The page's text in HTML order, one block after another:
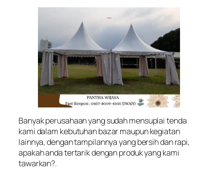
Banyak perusahaan yang sudah mensuplai tenda
kami dalam kebutuhan bazar maupun kegiatan
lainnya, dengan tampilannya yang bersih dan rapi,
apakah anda tertarik dengan produk yang kami
tawarkan?.